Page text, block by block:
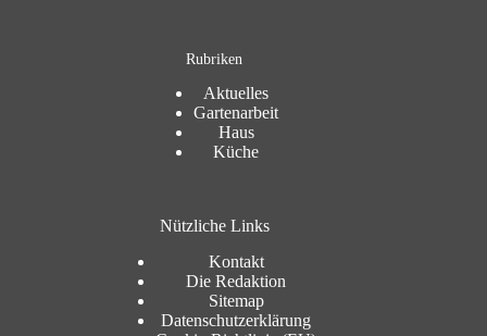
Rubriken
Aktuelles
Gartenarbeit
Haus
Küche
Nützliche Links
Kontakt
Die Redaktion
Sitemap
Datenschutzerklärung